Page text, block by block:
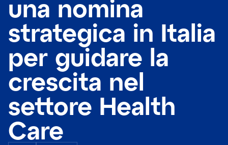
una nomina
strategica in Italia
per guidare la
crescita nel
settore Health
Care